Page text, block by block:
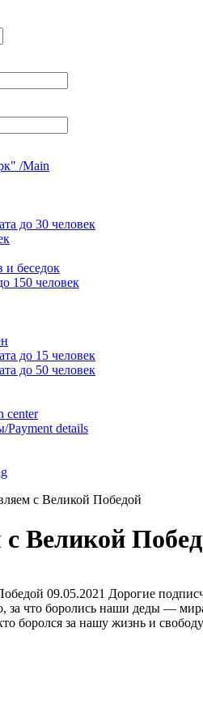
/Main
до 30 человек
и беседок
150 человек
до 15 человек
до 50 человек
center
Payment details
с Великой Победой
Великой
09.05.2021 Дорогие
за что боролись наши деды —
боролся за нашу жизнь и